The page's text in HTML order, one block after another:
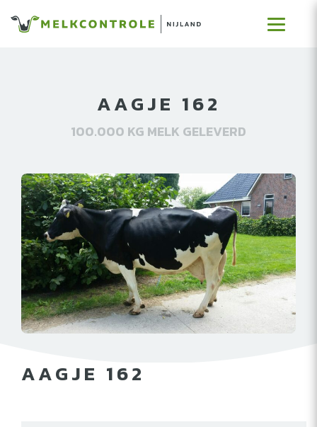
AAGJE 162
100.000 KG MELK GELEVERD
AAGJE 162